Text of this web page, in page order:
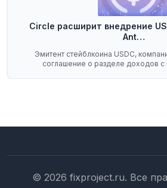
Circle расширит внедрение
Ant…
Эмитент стейблкоина USDC,
соглашение о разделе доходов
© 2026 fixproject.ru. Все